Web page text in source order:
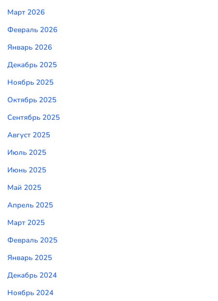
Март 2026
Февраль 2026
Январь 2026
Декабрь 2025
Ноябрь 2025
Октябрь 2025
Сентябрь 2025
Август 2025
Июль 2025
Июнь 2025
Май 2025
Апрель 2025
Март 2025
Февраль 2025
Январь 2025
Декабрь 2024
Ноябрь 2024